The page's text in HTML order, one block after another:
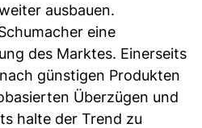
ausbauen.
eine
des Marktes. Einerseits
günstigen Produkten
Überzügen und
halte der Trend zu